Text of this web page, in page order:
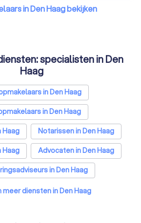
in Den Haag bekijken
specialisten in Den
Haag
in Den Haag
in Den Haag
Haag
Notarissen in Den Haag
Haag
Advocaten in Den Haag
in Den Haag
adviseurs in Den Haag
meer diensten in Den Haag